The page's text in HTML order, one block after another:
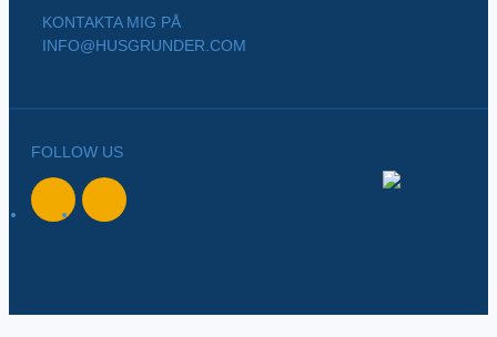
KONTAKTA MIG PÅ
INFO@HUSGRUNDER.COM
FOLLOW US